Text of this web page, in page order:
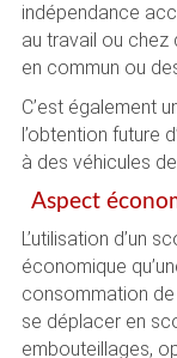
indépendance
au travail ou chez
en commun ou
C’est également
l’obtention future
à des véhicules
Aspect
L’utilisation d’un
économique
consommation de
se déplacer en
embouteillages,